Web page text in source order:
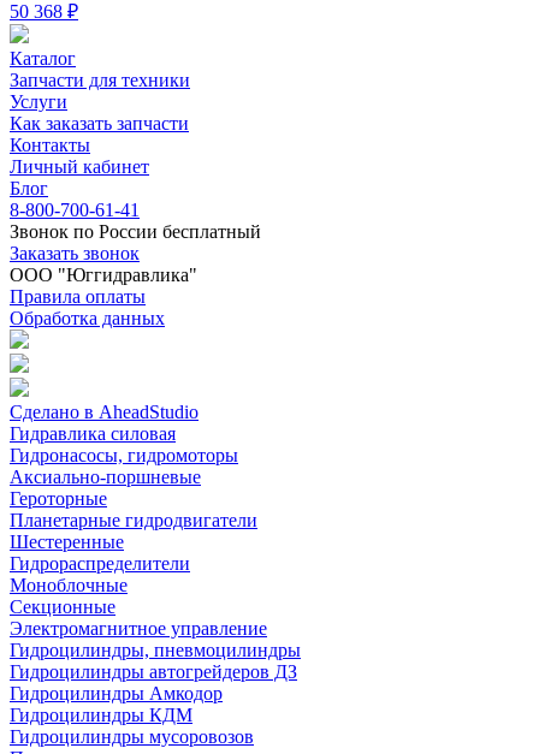
50 368 ₽
Каталог
Запчасти для техники
Услуги
Как заказать запчасти
Контакты
Личный кабинет
Блог
8-800-700-61-41
Звонок по России бесплатный
Заказать звонок
ООО "Юггидравлика"
Правила оплаты
Обработка данных
Сделано в AheadStudio
Гидравлика силовая
Гидронасосы, гидромоторы
Аксиально-поршневые
Героторные
Планетарные гидродвигатели
Шестеренные
Гидрораспределители
Моноблочные
Секционные
Электромагнитное управление
Гидроцилиндры, пневмоцилиндры
Гидроцилиндры автогрейдеров ДЗ
Гидроцилиндры Амкодор
Гидроцилиндры КДМ
Гидроцилиндры мусоровозов